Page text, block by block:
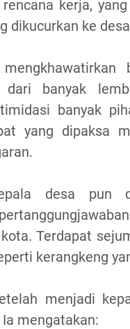
kerja,
dikucurkan ke
dari banyak
banyak
yang dipaksa
desa pun
Terdapat
kerangkeng
menjadi
mengatakan: